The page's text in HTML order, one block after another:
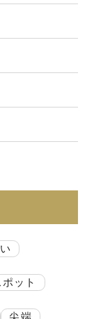
ット
尖端